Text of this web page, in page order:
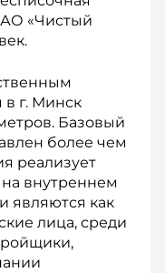
«Чистый
в г. Минск
Базовый
более чем
реализует
внутреннем
являются как
лица, среди